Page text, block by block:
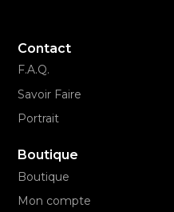
Contact
F.A.Q.
Savoir Faire
Portrait
Boutique
Boutique
Mon compte